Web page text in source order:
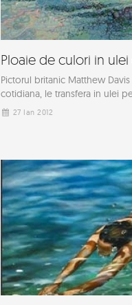
Ploaie de culori in
Pictorul britanic Matthew
cotidiana, le transfera in ulei
27 Ian 2012